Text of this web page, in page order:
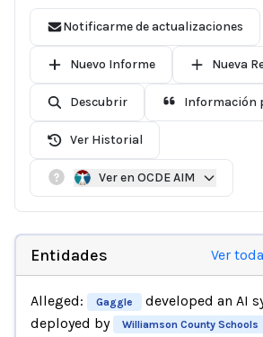
Notificarme de actualizaciones
Nuevo Informe Nueva
Descubrir Información
Ver Historial
Ver en OCDE AIM
Entidades Ver
Alleged: Gaggle
developed an AI
deployed by
Williamson County Schools